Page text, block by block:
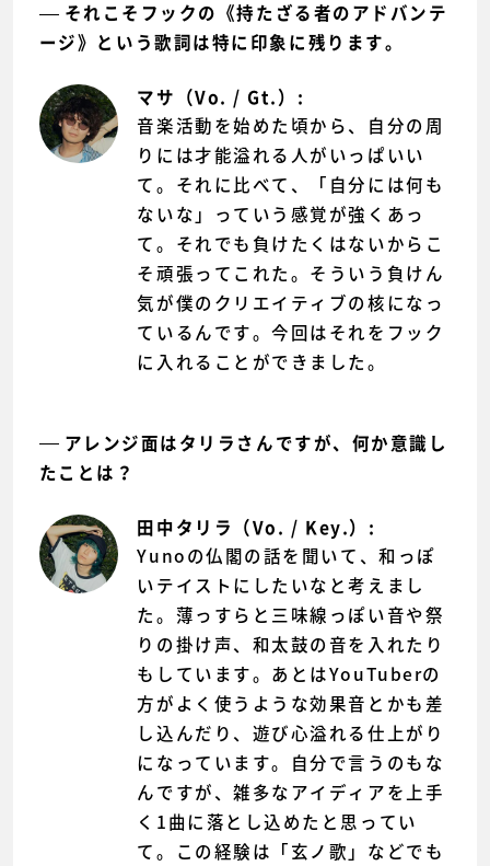
それこそフックの《持たざる者のアドバンテ
ージ》という歌詞は特に印象に残ります。
マサ（Vo. / Gt.）:
音楽活動を始めた頃から、自分の周
りには才能溢れる人がいっぱいい
て。それに比べて、「自分には何も
ないな」っていう感覚が強くあっ
て。それでも負けたくはないからこ
そ頑張ってこれた。そういう負けん
気が僕のクリエイティブの核になっ
ているんです。今回はそれをフック
に入れることができました。
アレンジ面はタリラさんですが、何か意識し
たことは？
田中タリラ（Vo. / Key.）:
Yunoの仏閣の話を聞いて、和っぽ
いテイストにしたいなと考えまし
た。薄っすらと三味線っぽい音や祭
りの掛け声、和太鼓の音を入れたり
もしています。あとはYouTuberの
方がよく使うような効果音とかも差
し込んだり、遊び心溢れる仕上がり
になっています。自分で言うのもな
んですが、雑多なアイディアを上手
く1曲に落とし込めたと思ってい
て。この経験は「玄ノ歌」などでも